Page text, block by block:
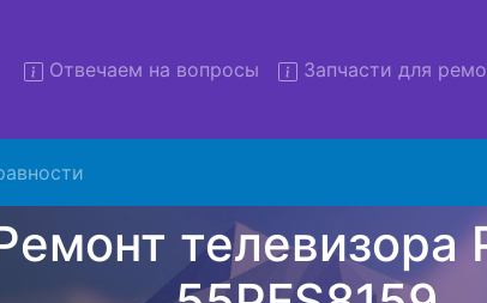
Отвечаем на вопросы Запчасти для
телевизоров Philips
вывозом в сервис